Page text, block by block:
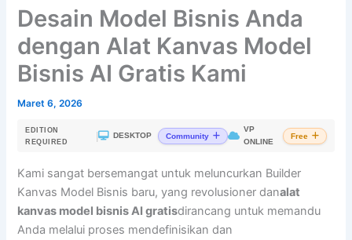
Desain Model Bisnis Anda
dengan Alat Kanvas Model
Bisnis AI Gratis Kami
Maret 6, 2026
EDITION
REQUIRED
| DESKTOP Community
VP
ONLINE
Free
Kami sangat bersemangat untuk meluncurkan Builder
Kanvas Model Bisnis baru, yang revolusioner danalat
kanvas model bisnis AI gratisdirancang untuk memandu
Anda melalui proses mendefinisikan dan